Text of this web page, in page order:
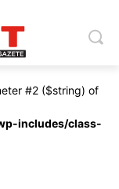
#2 ($string) of
includes/class-